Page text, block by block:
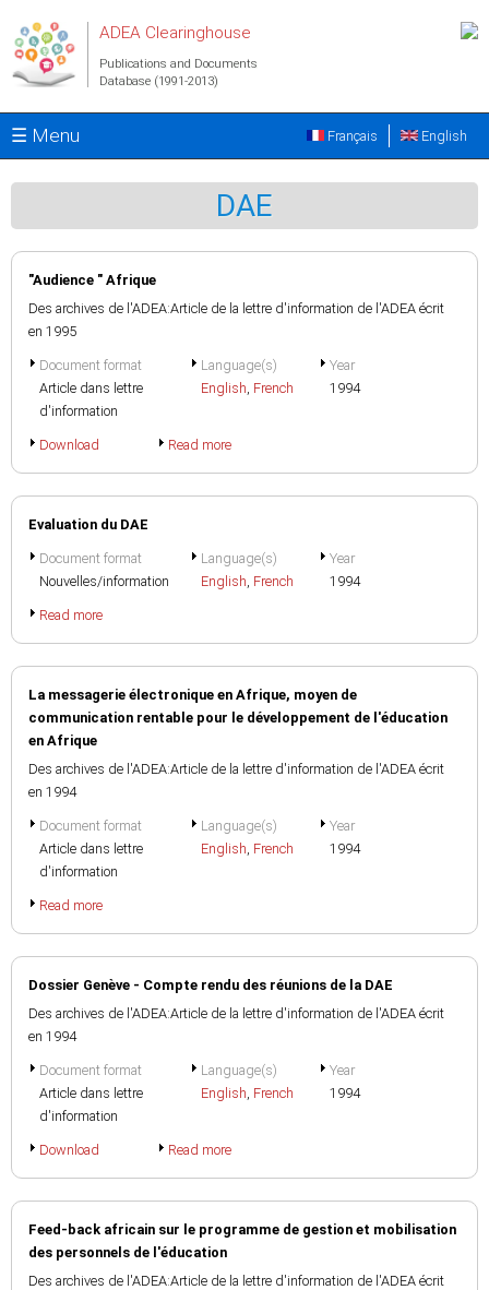
ADEA Clearinghouse
Publications and Documents
Database (1991-2013)
☰ Menu English
Français
DAE
"Audience " Afrique
Des archives de l'ADEA:Article de la lettre d'information de l'ADEA écrit
en 1995
Document format
Article dans lettre
d'information
Language(s)
English, French
Year
1994
Download Read more
Evaluation du DAE
Document format
Nouvelles/information
Language(s)
English, French
Year
1994
Read more
La messagerie électronique en Afrique, moyen de
communication rentable pour le développement de l'éducation
en Afrique
Des archives de l'ADEA:Article de la lettre d'information de l'ADEA écrit
en 1994
Document format
Article dans lettre
d'information
Language(s)
English, French
Year
1994
Read more
Dossier Genève - Compte rendu des réunions de la DAE
Des archives de l'ADEA:Article de la lettre d'information de l'ADEA écrit
en 1994
Document format
Article dans lettre
d'information
Language(s)
English, French
Year
1994
Download Read more
Feed-back africain sur le programme de gestion et mobilisation
des personnels de l'éducation
Des archives de l'ADEA:Article de la lettre d'information de l'ADEA écrit